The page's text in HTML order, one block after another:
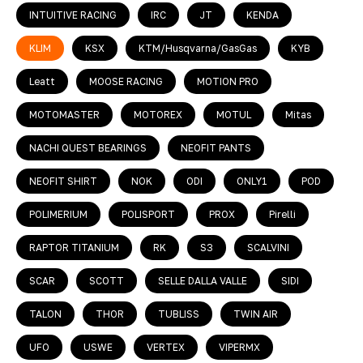
INTUITIVE RACING IRC JT KENDA
KLIM KSX KTM/Husqvarna/GasGas KYB
Leatt MOOSE RACING MOTION PRO
MOTOMASTER MOTOREX MOTUL Mitas
NACHI QUEST BEARINGS NEOFIT PANTS
NEOFIT SHIRT NOK ODI ONLY1 POD
POLIMERIUM POLISPORT PROX Pirelli
RAPTOR TITANIUM RK S3 SCALVINI
SCAR SCOTT SELLE DALLA VALLE SIDI
TALON THOR TUBLISS TWIN AIR
UFO USWE VERTEX VIPERMX